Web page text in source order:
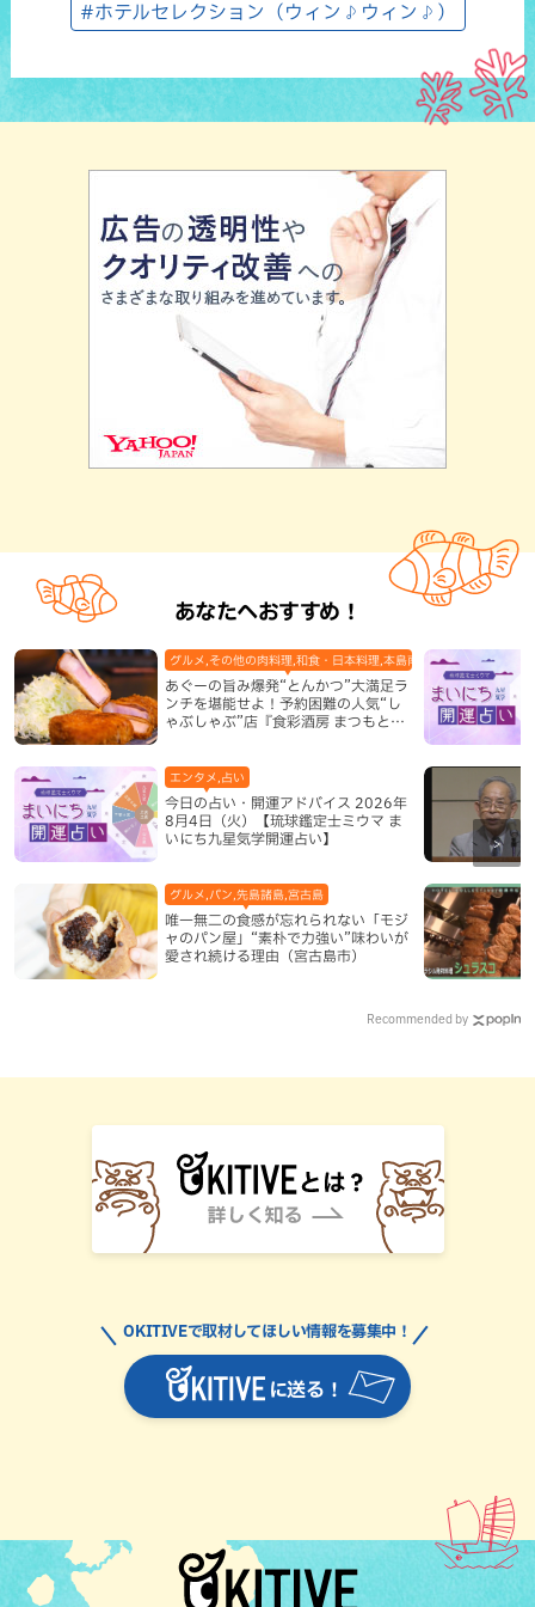
#ホテルセレクション（ウィン♪ウィン♪）
あなたへおすすめ！
あぐーの旨み爆発“とんかつ”大満足ラ
ンチを堪能せよ！予約困難の人気“し
ゃぶしゃぶ”店『食彩酒房 まつもと』
グルメ,その他の肉料理,和食・日本料理,本島南部,那覇市
今日の占い・開運アドバイス 2026年
8月4日（火）【琉球鑑定士ミウマ ま
いにち九星気学開運占い】
エンタメ,占い
唯一無二の食感が忘れられない「モジ
ャのパン屋」“素朴で力強い”味わいが
愛され続ける理由（宮古島市）
グルメ,パン,先島諸島,宮古島
Recommended by
に送る！
OKITIVEで取材してほしい情報を募集中！